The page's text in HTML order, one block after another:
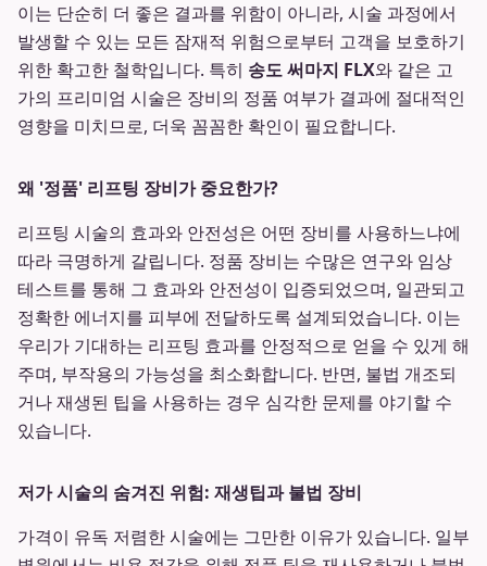
이는 단순히 더 좋은 결과를 위함이 아니라, 시술 과정에서
발생할 수 있는 모든 잠재적 위험으로부터 고객을 보호하기
위한 확고한 철학입니다. 특히 송도 써마지 FLX와 같은 고
가의 프리미엄 시술은 장비의 정품 여부가 결과에 절대적인
영향을 미치므로, 더욱 꼼꼼한 확인이 필요합니다.
왜 '정품' 리프팅 장비가 중요한가?
리프팅 시술의 효과와 안전성은 어떤 장비를 사용하느냐에
따라 극명하게 갈립니다. 정품 장비는 수많은 연구와 임상
테스트를 통해 그 효과와 안전성이 입증되었으며, 일관되고
정확한 에너지를 피부에 전달하도록 설계되었습니다. 이는
우리가 기대하는 리프팅 효과를 안정적으로 얻을 수 있게 해
주며, 부작용의 가능성을 최소화합니다. 반면, 불법 개조되
거나 재생된 팁을 사용하는 경우 심각한 문제를 야기할 수
있습니다.
저가 시술의 숨겨진 위험: 재생팁과 불법 장비
가격이 유독 저렴한 시술에는 그만한 이유가 있습니다. 일부